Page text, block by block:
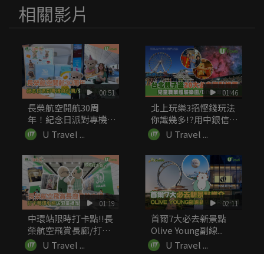
相關影片
00:51
長榮航空開航30周
年！紀念日派對專機飛
台灣 登機...
U Travel ...
01:46
北上玩樂3招慳錢玩法
你識幾多!?用中銀信用
卡簽賬...
U Travel ...
01:19
中環站限時打卡點!!長
榮航空飛賞長廊/打卡
萌爆小...
U Travel ...
02:11
首爾7大必去新景點
Olive Young副線...
U Travel ...